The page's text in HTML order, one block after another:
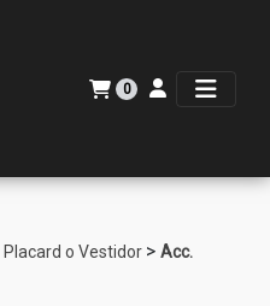
0
Placard o Vestidor > Acc.